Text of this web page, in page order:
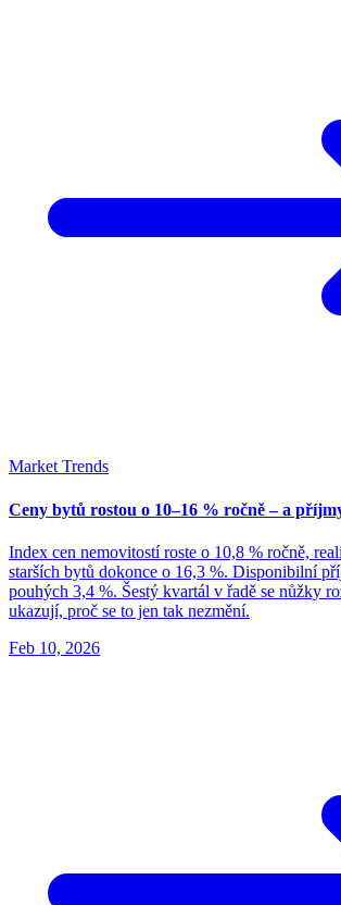
Market Trends
Ceny bytů rostou o 10–16 % ročně – a
Index cen nemovitostí roste o 10,8 % ročně,
starších bytů dokonce o 16,3 %. Disponibilní
pouhých 3,4 %. Šestý kvartál v řadě se nůžky
ukazují, proč se to jen tak nezmění.
Feb 10, 2026